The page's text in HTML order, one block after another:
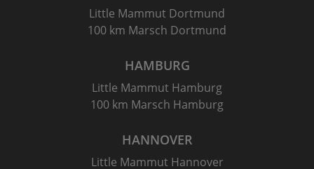
Little Mammut Dortmund
100 km Marsch Dortmund
HAMBURG
Little Mammut Hamburg
100 km Marsch Hamburg
HANNOVER
Little Mammut Hannover